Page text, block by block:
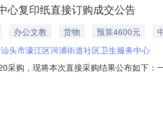
心复印纸直接订购成交公告
办公文教 货物 预算4600元
汕头市濠江区河浦街道社区卫生服务中心
采购，现将本次直接采购结果公布如下
张/包20包/箱,A5;20￥230.0000￥